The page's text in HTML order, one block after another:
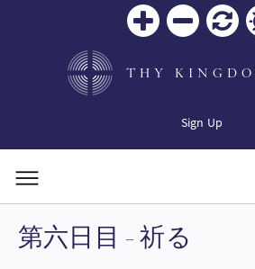
THY
Sign Up
第六日目 - 祈る